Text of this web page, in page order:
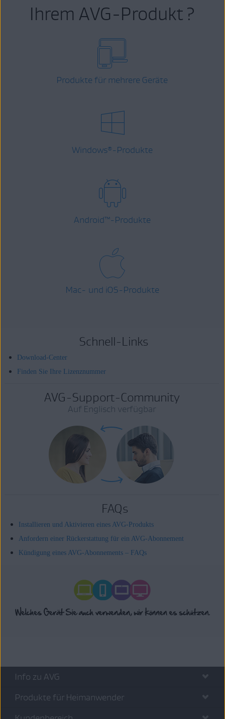
Ihrem AVG-Produkt ?
Produkte für mehrere Geräte
Windows® -Produkte
Android™-Produkte
Mac- und iOS-Produkte
Schnell-Links
Download-Center
Finden Sie Ihre Lizenznummer
AVG-Support-Community
Auf Englisch verfügbar
FAQs
Installieren und Aktivieren eines AVG-Produkts
Anfordern einer Rückerstattung für ein AVG-Abonnement
Kündigung eines AVG-Abonnements – FAQs
Info zu AVG
Produkte für Heimanwender